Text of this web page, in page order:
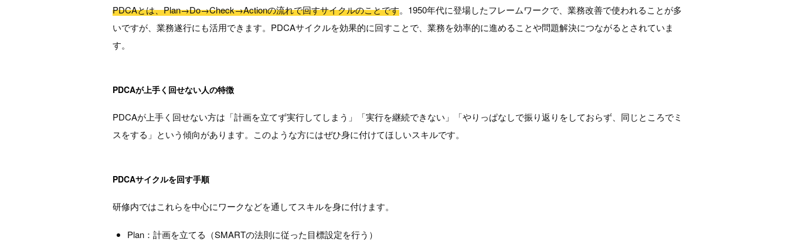
PDCAとは、Plan→Do→Check→Actionの流れで回すサイクルのことです。1950年代に登場したフレームワークで、業務改善で使われることが多
いですが、業務遂行にも活用できます。PDCAサイクルを効果的に回すことで、業務を効率的に進めることや問題解決につながるとされていま
す。
PDCAが上手く回せない人の特徴
PDCAが上手く回せない方は「計画を立てず実行してしまう」「実行を継続できない」「やりっぱなしで振り返りをしておらず、同じところでミ
スをする」という傾向があります。このような方にはぜひ身に付けてほしいスキルです。
PDCAサイクルを回す手順
研修内ではこれらを中心にワークなどを通してスキルを身に付けます。
Plan：計画を立てる（SMARTの法則に従った目標設定を行う）